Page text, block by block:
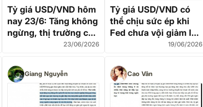
Tỷ giá USD/VND hôm
nay 23/6: Tăng không
ngừng, thị trường chợ
đen giảm nhiệt23/06/2026
Tỷ giá USD/VND có
thể chịu sức ép khi
Fed chưa vội giảm lãi
19/06/2026
Giang Nguyễn Cao Vân